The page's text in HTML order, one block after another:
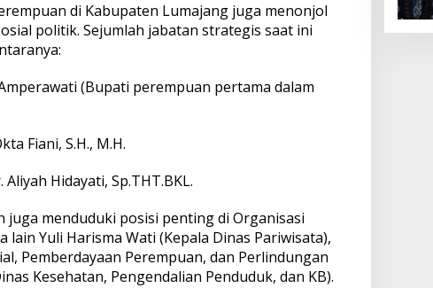
di Kabupaten Lumajang juga menonjol
politik. Sejumlah jabatan strategis saat ini
(Bupati perempuan pertama dalam
Fiani, S.H., M.H.
Aliyah Hidayati, Sp.THT.BKL.
juga menduduki posisi penting di Organisasi
lain Yuli Harisma Wati (Kepala Dinas Pariwisata),
Pemberdayaan Perempuan, dan Perlindungan
Kesehatan, Pengendalian Penduduk, dan KB).